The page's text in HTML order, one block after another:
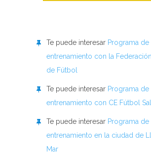
Te puede interesar Programa de
entrenamiento con la
de Fútbol
Te puede interesar Programa de
entrenamiento con CE Fútbol
Te puede interesar Programa de
entrenamiento en la ciudad de
Mar